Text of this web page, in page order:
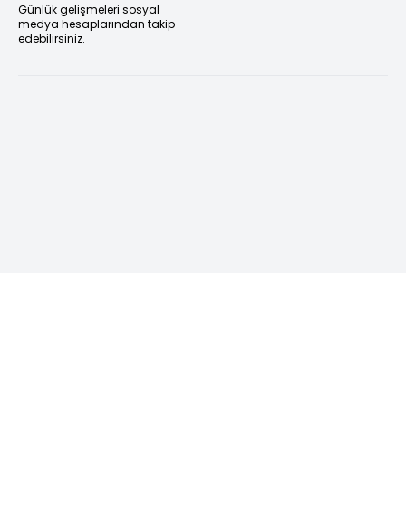
Günlük gelişmeleri sosyal
medya hesaplarından takip
edebilirsiniz.